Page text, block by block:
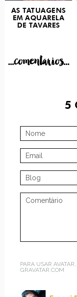
AS TATUAGENS
EM AQUARELA
DE TAVARES
...comentarios...
5
PARA USAR
GRAVATAR.COM